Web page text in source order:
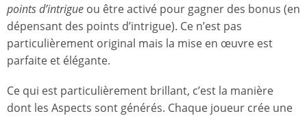
points d’intrigue ou être activé pour gagner des bonus (en
dépensant des points d’intrigue). Ce n’est pas
particulièrement original mais la mise en œuvre est
parfaite et élégante.
Ce qui est particulièrement brillant, c’est la manière
dont les Aspects sont générés. Chaque joueur crée une